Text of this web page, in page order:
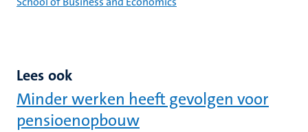
Lees ook
Minder werken heeft gevolgen voor
pensioenopbouw